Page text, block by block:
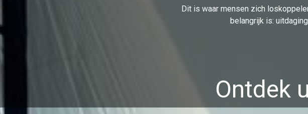
Dit is waar mensen zich
belangrijk is:
Ontdek